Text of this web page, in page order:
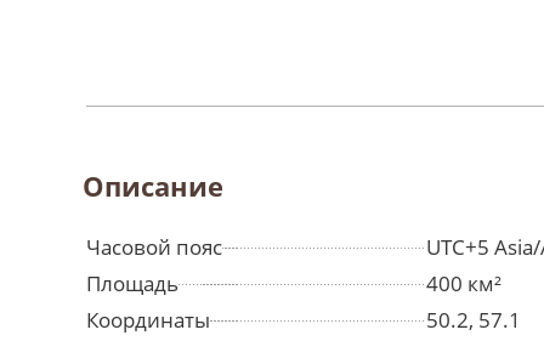
Описание
Часовой пояс
UTC+5
Площадь
400 км²
Координаты
50.2, 57.1